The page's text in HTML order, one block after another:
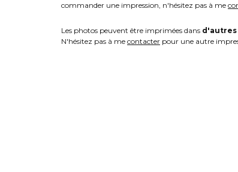
commander une impression, n'hésitez pas à me
Les photos peuvent être imprimées dans
N'hésitez pas à me contacter pour une autre